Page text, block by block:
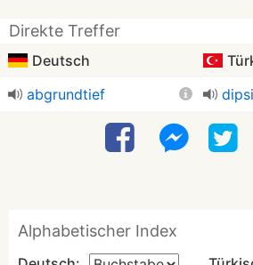
Direkte Treffer
Deutsch
abgrundtief
Alphabetischer Index